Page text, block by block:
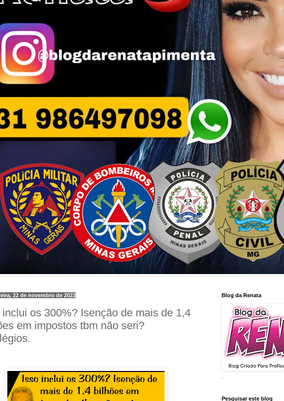
22 de novembro de 2023
inclui os 300%? Isenção de mais de 1,4
em impostos tbm não seri?
Blog da Renata
.
Pesquisar este blog